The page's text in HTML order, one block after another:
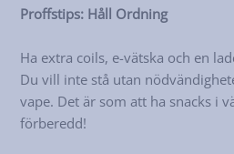
Proffstips: Håll Ordning
Ha extra coils, e-vätska och en
Du vill inte stå utan
vape. Det är som att ha snacks i
förberedd!